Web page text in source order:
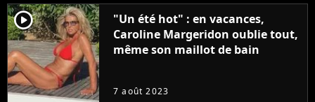
player2
"Un été hot" : en vacances,
Caroline Margeridon oublie tout,
même son maillot de bain
7 août 2023